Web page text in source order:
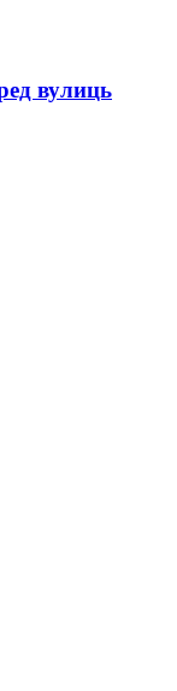
вулиць